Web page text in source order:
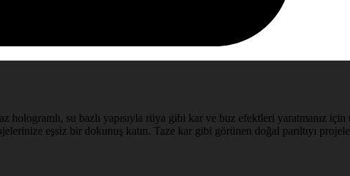
su bazlı yapısıyla rüya gibi kar ve buz efektleri yaratmanız için
eşsiz bir dokunuş katın. Taze kar gibi görünen doğal parıltıyı